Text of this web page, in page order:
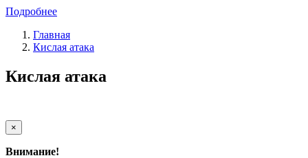
Подробнее
Главная
Кислая атака
Кислая атака
×
Внимание!